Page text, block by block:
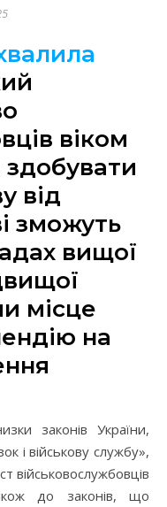
віком
здобувати
від
зможуть
вищої
місце
на
і військову службу»,
військовослужбовців
до законів, що